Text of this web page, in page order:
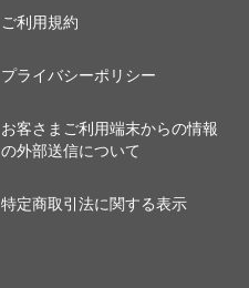
ご利用規約
プライバシーポリシー
お客さまご利用端末からの情報
の外部送信について
特定商取引法に関する表示